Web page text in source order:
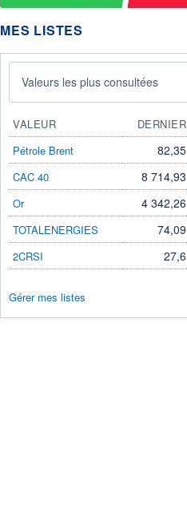
MES LISTES
Valeurs les plus consultées
VALEUR DERNIER
Pétrole Brent
82,35
CAC 40 8 714,93
Or 4 342,26
TOTALENERGIES 74,09
2CRSI 27,6
Gérer mes listes